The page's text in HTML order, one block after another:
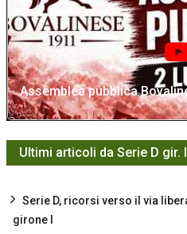
Assemblea pubblica
Ultimi articoli da Serie D gir. I
Serie D, ricorsi verso il via
girone I